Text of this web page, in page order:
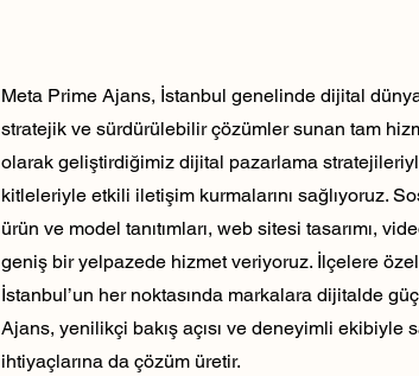
Meta Prime Ajans, İstanbul genelinde dijital
stratejik ve sürdürülebilir çözümler sunan tam
olarak geliştirdiğimiz dijital pazarlama
kitleleriyle etkili iletişim kurmalarını sağlıyoruz.
ürün ve model tanıtımları, web sitesi tasarımı,
geniş bir yelpazede hizmet veriyoruz. İlçelere
İstanbul’un her noktasında markalara dijitalde
Ajans, yenilikçi bakış açısı ve deneyimli
ihtiyaçlarına da çözüm üretir.